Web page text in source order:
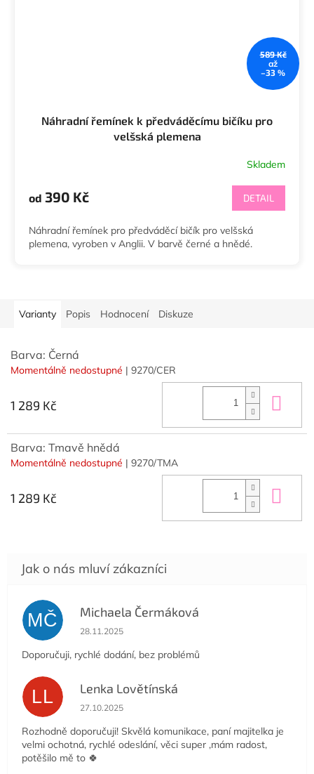
589 Kč
až
–33 %
Náhradní řemínek k předváděcímu bičíku pro
velšská plemena
Skladem
od 390 Kč DETAIL
Náhradní řemínek pro předváděcí bičík pro velšská
plemena, vyroben v Anglii. V barvě černé a hnědé.
Varianty Popis Hodnocení Diskuze
Barva: Černá
Momentálně nedostupné | 9270/CER
1 289 Kč
Barva: Tmavě hnědá
Momentálně nedostupné | 9270/TMA
1 289 Kč
MČ Michaela Čermáková
Hodnocení obchodu je 5 z 5 hvězdiček.
28.11.2025
Doporučuji, rychlé dodání, bez problémů
LL Lenka Lovětínská
Hodnocení obchodu je 5 z 5 hvězdiček.
27.10.2025
Rozhodně doporučuji! Skvělá komunikace, paní majitelka je
velmi ochotná, rychlé odeslání, věci super ,mám radost,
potěšilo mě to 🍀